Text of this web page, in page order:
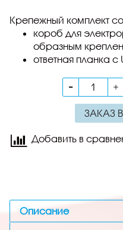
Крепежный комплект
короб для
образным
ответная планка
ЗАКАЗ
Добавить в
Описание